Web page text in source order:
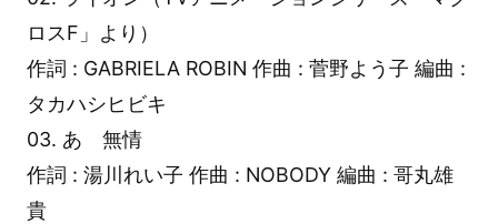
ロスF」より）
作詞 : GABRIELA ROBIN 作曲 : 菅野よう子 編曲 :
タカハシヒビキ
03. あゝ無情
作詞 : 湯川れい子 作曲 : NOBODY 編曲 : 哥丸雄
貴